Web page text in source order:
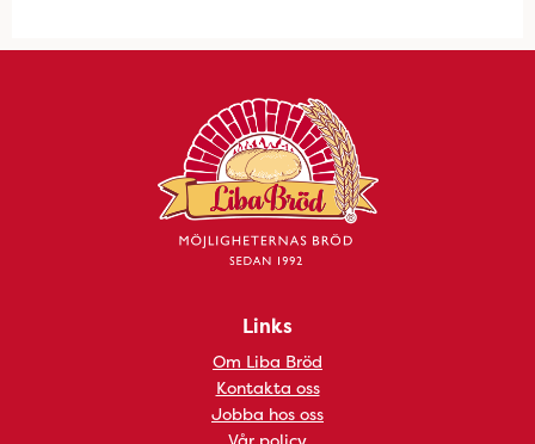
Links
Om Liba Bröd
Kontakta oss
Jobba hos oss